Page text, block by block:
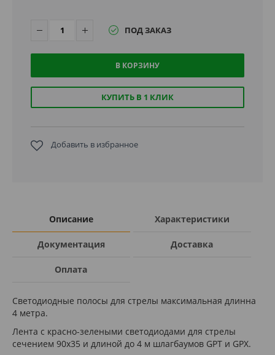
ПОД ЗАКАЗ
В КОРЗИНУ
КУПИТЬ В 1 КЛИК
Добавить в избранное
Описание Характеристики
Документация Доставка
Оплата
Светодиодные полосы для стрелы максимальная длинна
4 метра.
Лента с красно-зелеными светодиодами для стрелы
сечением 90х35 и длиной до 4 м шлагбаумов GPT и GPX.